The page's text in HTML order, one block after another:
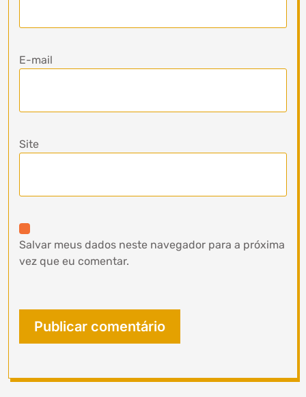
E-mail
Site
Salvar meus dados neste navegador para a próxima
vez que eu comentar.